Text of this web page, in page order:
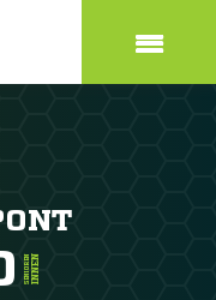
SENIORENINNEN